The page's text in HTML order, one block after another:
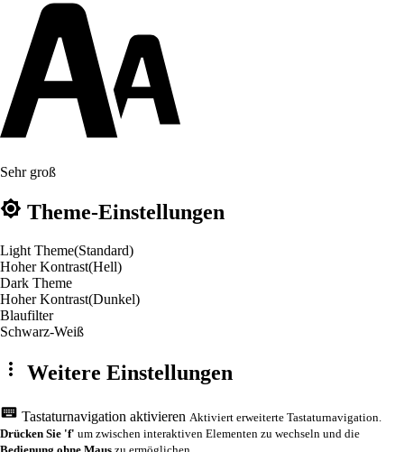
Sehr groß
Theme-Einstellungen
Light Theme(Standard)
Hoher Kontrast(Hell)
Dark Theme
Hoher Kontrast(Dunkel)
Blaufilter
Schwarz-Weiß
Weitere Einstellungen
Tastaturnavigation aktivieren Aktiviert erweiterte Tastaturnavigation.
Drücken Sie 'f' um zwischen interaktiven Elementen zu wechseln und die